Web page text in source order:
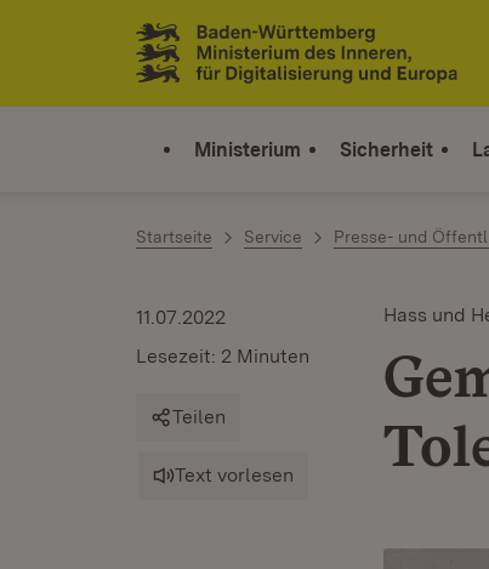
Zum Inhalt springen
Link zur Startseite
Ministerium Sicherheit
Startseite Service Presse- und
Hass und
11.07.2022
Lesezeit: 2 Minuten
Teilen
Text vorlesen